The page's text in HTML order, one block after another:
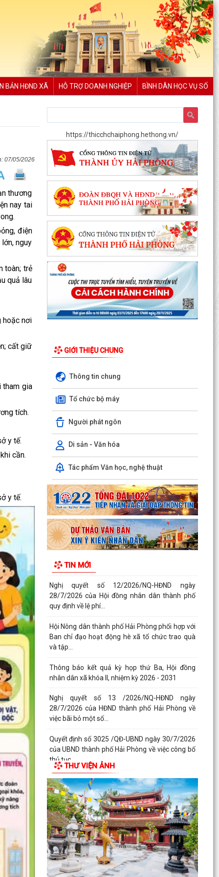
BẢN HĐND XÃ HỖ TRỢ DOANH NGHIỆP BÌNH DÂN HỌC VỤ SỐ
07/05/2026
thương
nay tai
điện
nguy
toàn; trẻ
quả lâu
hoặc nơi
cất giữ
tham gia
tích.
y tế.
cần.
y tế.
https://thicchchaiphong.hethong.vn/
GIỚI THIỆU CHUNG
Thông tin chung
Tổ chức bộ máy
Người phát ngôn
Di sản - Văn hóa
Tác phẩm Văn học, nghệ thuật
TIN MỚI
Nghị định số 73/2026/VBHN-NĐBNNMT ngày
27/7/2026 của Bộ Nông nghiệp và Môi trường
Quy định về xử...
Quyết định số 3091/QĐ-UBND ngày 05/8/2026
của Chủ tịch UBND thành phố về việc công bố
thủ tục hành...
Quyết định số 3039/QĐ-UBND ngày 31/7/2026
của Chủ tịch UBND thành phố về việc công bố
danh mục thủ...
Công văn triển khai thực hiện Nghị định số
281/2026/NĐ-CP ngày 13/7/2026 của Chính
phủ và Văn bản...
Công văn phối hợp triển khai các hoạt động
động công...
Nghị quyết số 12/2026/NQ-HĐND ngày
28/7/2026 của Hội đồng nhân dân thành phố
quy định về lệ phí...
Hội Nông dân thành phố Hải Phòng phối hợp với
Ban chỉ đạo hoạt động hè xã tổ chức trao quà
và tập...
Thông báo kết quả kỳ họp thứ Ba, Hội đồng
nhân dân xã khóa II, nhiệm kỳ 2026 - 2031
Nghị quyết số 13 /2026/NQ-HĐND ngày
28/7/2026 của HĐND thành phố Hải Phòng về
việc bãi bỏ một số...
Quyết định số 3025 /QĐ-UBND ngày 30/7/2026
của UBND thành phố Hải Phòng về việc công bố
thủ tục...
Quyết định về việc kiện toàn đội ngũ tuyên
truyền viên cơ sở trên địa bàn xã Bắc Thanh
Miện
Kế hoạch triển khai thực hiện Quyết định số
61/2026/QĐ-UBND ngày 22/07/2026 của UBND
thành phố Hải...
Quyết định số 2944/QĐ-UBND ngày 27/07/2026
của Ủy ban nhân dân Thành phố về việc công bố
THƯ VIỆN ẢNH